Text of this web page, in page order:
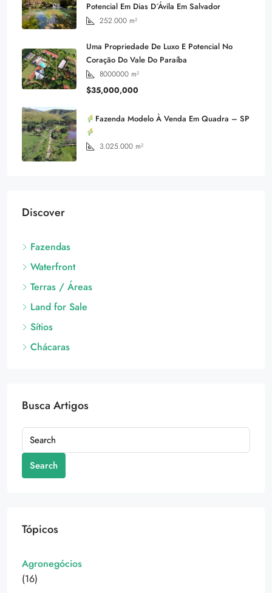
Potencial Em Dias D´Ávila Em Salvador
252.000 m²
Uma Propriedade De Luxo E Potencial No
Coração Do Vale Do Paraíba
8000000 m²
$35,000,000
Fazenda Modelo À Venda Em Quadra – SP
3.025.000 m²
Discover
Fazendas
Waterfront
Terras / Áreas
Land for Sale
Sítios
Chácaras
Busca Artigos
Search
Tópicos
Agronegócios
(16)